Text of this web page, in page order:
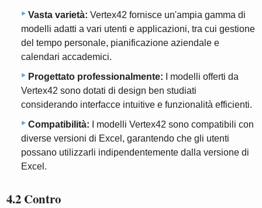
Vasta varietà: Vertex42 fornisce un'ampia gamma di
modelli adatti a vari utenti e applicazioni, tra cui gestione
del tempo personale, pianificazione aziendale e
calendari accademici.
Progettato professionalmente: I modelli offerti da
Vertex42 sono dotati di design ben studiati
considerando interfacce intuitive e funzionalità efficienti.
Compatibilità: I modelli Vertex42 sono compatibili con
diverse versioni di Excel, garantendo che gli utenti
possano utilizzarli indipendentemente dalla versione di
Excel.
4.2 Contro